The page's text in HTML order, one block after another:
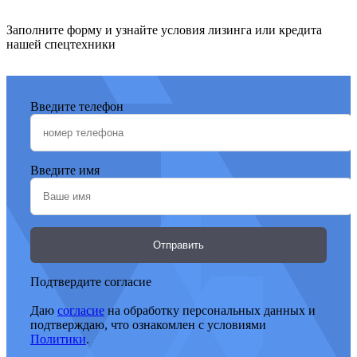
Опорный контур (ДхШ), мм 4100 х (3700/3900)
Управление
гидравлическое
Синхронизация выдвижения
стрелы
л
Рабочее давление в
Заполните форму и узнайте условия лизинга или кредита
нашей спецтехники
Введите телефон
Введите имя
Отправить
Подтвердите согласие
Даю согласие на обработку персональных данных и
подтверждаю, что ознакомлен с условиями
Политики.